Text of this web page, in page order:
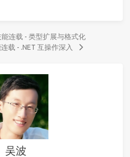
连载 - 类型扩展与格式化
载 - .NET 互操作深入
吴波